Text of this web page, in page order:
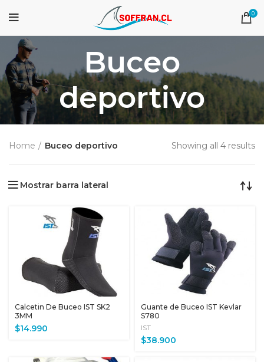
0
Buceo
deportivo
Home Buceo deportivo Showing all 4 results
Mostrar barra lateral
Calcetin De Buceo IST SK2
3MM
$14.990
Guante de Buceo IST Kevlar
S780
IST
$38.900